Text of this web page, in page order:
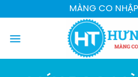
đến
dung
MÀNG CO